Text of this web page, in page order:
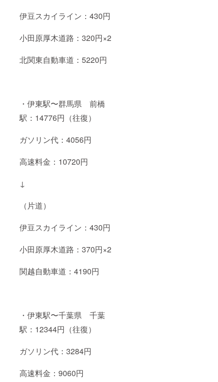
伊豆スカイライン：430円
小田原厚木道路：320円×2
北関東自動車道：5220円
・伊東駅〜群馬県 前橋
駅：14776円（往復）
ガソリン代：4056円
高速料金：10720円
↓
（片道）
伊豆スカイライン：430円
小田原厚木道路：370円×2
関越自動車道：4190円
・伊東駅〜千葉県 千葉
駅：12344円（往復）
ガソリン代：3284円
高速料金：9060円